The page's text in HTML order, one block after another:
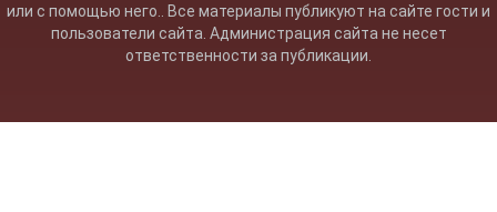
или с помощью него.. Все материалы публикуют на сайте гости и
пользователи сайта. Администрация сайта не несет
ответственности за публикации.